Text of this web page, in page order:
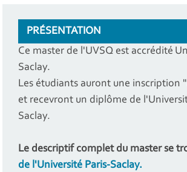
PRÉSENTATION
Ce master de l'UVSQ est accrédité
Saclay.
Les étudiants auront une inscription
et recevront un diplôme de
Saclay.
Le descriptif complet du master se
de l'Université Paris-Saclay.